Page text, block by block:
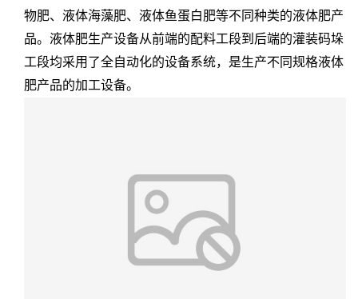
物肥、液体海藻肥、液体鱼蛋白肥等不同种类的液体肥产
品。液体肥生产设备从前端的配料工段到后端的灌装码垛
工段均采用了全自动化的设备系统，是生产不同规格液体
肥产品的加工设备。